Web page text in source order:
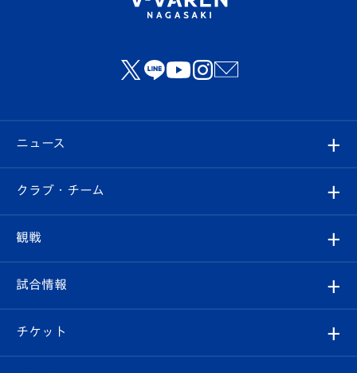
ニュース
すべて
クラブ
試合情報
クラブ・チーム
クラブ概要
エンブレム紹介
観戦
観戦ルール
はじめての観戦ガイド
試合情報
試合日程/結果
チケット